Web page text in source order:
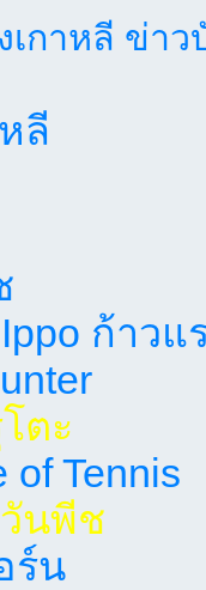
เกาหลี ข่าว
ลี
ก้าวแ
ตะ
of Tennis
นพีช
ร์น